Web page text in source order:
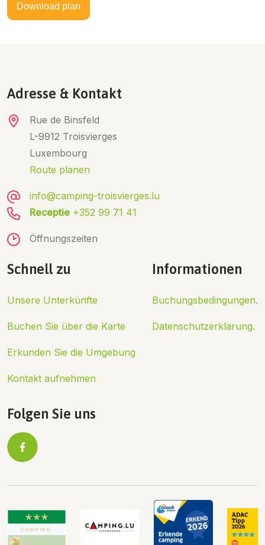
Download plan
Adresse & Kontakt
Rue de Binsfeld
L-9912 Troisvierges
Luxembourg
Route planen
info@camping-troisvierges.lu
Receptie +352 99 71 41
Öffnungszeiten
Schnell zu
Unsere Unterkünfte
Buchen Sie über die Karte
Erkunden Sie die Umgebung
Kontakt aufnehmen
Informationen
Buchungsbedingungen.
Datenschutzerklärung.
Folgen Sie uns